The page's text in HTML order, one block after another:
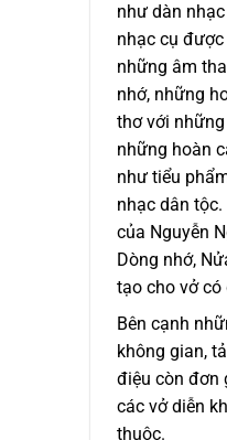
như dàn
nhạc cụ
những âm
nhớ, những
thơ với
những hoàn
như tiểu
nhạc dân
của Nguyễn
Dòng nhớ,
tạo cho vở
Bên cạnh
không gian,
điệu còn đơn
các vở diễn
thuộc.